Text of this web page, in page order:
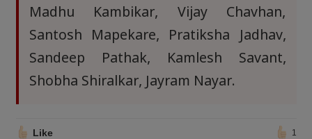
Madhu Kambikar, Vijay Chavhan,
Santosh Mapekare, Pratiksha Jadhav,
Sandeep Pathak, Kamlesh Savant,
Shobha Shiralkar, Jayram Nayar.
Like 1